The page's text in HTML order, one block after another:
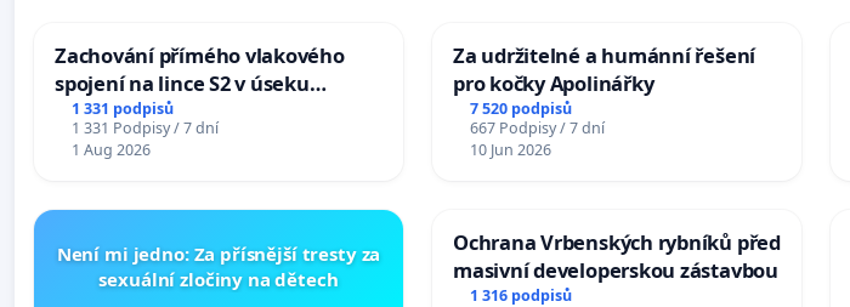
Zachování přímého vlakového
spojení na lince S2 v úseku
Ostrava – Bohumín – Karviná –
Mosty u Jablunkova
1 331 podpisů
1 331 Podpisy / 7 dní
1 Aug 2026
Za udržitelné a humánní řešení
pro kočky Apolinářky
7 520 podpisů
667 Podpisy / 7 dní
10 Jun 2026
Není mi jedno: Za přísnější tresty za
sexuální zločiny na dětech
Ochrana Vrbenských rybníků před
masivní developerskou zástavbou
1 316 podpisů